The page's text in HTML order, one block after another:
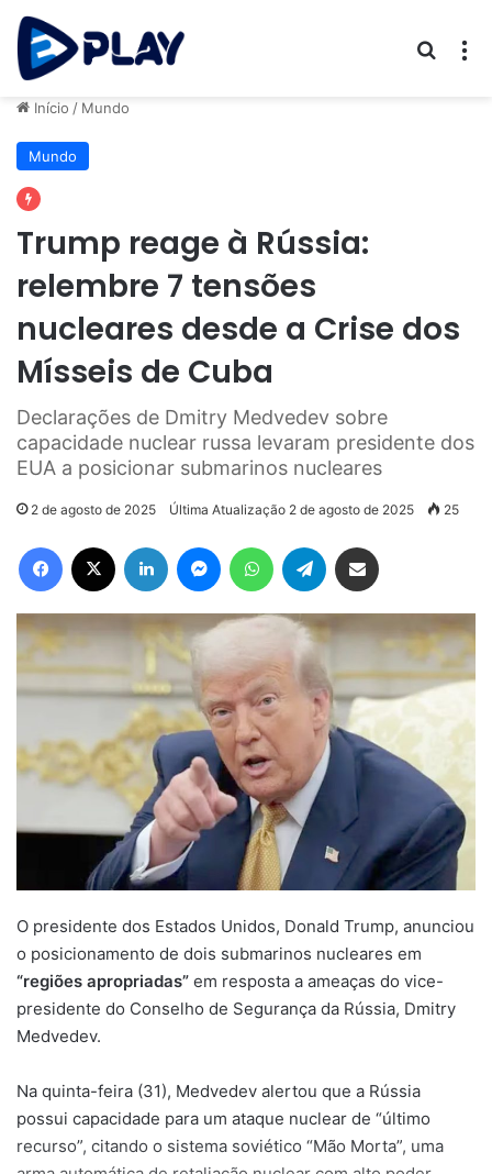
Início / Mundo
Mundo
Trump reage à Rússia:
relembre 7 tensões
nucleares desde a Crise dos
Mísseis de Cuba
Declarações de Dmitry Medvedev sobre
capacidade nuclear russa levaram presidente dos
EUA a posicionar submarinos nucleares
2 de agosto de 2025 Última Atualização 2 de agosto de 2025 25
Facebook Linkedin MessengerWhatsAppTelegram
O presidente dos Estados Unidos, Donald Trump, anunciou
o posicionamento de dois submarinos nucleares em
“regiões apropriadas” em resposta a ameaças do vice-
presidente do Conselho de Segurança da Rússia, Dmitry
Medvedev.
Na quinta-feira (31), Medvedev alertou que a Rússia
possui capacidade para um ataque nuclear de “último
recurso”, citando o sistema soviético “Mão Morta”, uma